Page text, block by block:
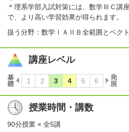
＊理系学部入試対策には、数学ⅢＣ講
で、より高い学習効果が得られます。
扱う分野：数学ⅠＡⅡＢ全範囲とベク
講座レベル
授業時間・講数
90分授業 × 全5講